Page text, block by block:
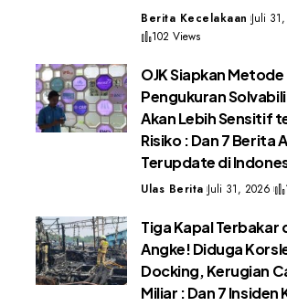
Berita Kecelakaan Juli
102 Views
OJK Siapkan Metode
Pengukuran
Akan Lebih Sensitif
Risiko : Dan 7 Berita
Terupdate di
Ulas Berita Juli 31, 2026
Tiga Kapal Terbakar
Angke! Diduga
Docking, Kerugian
Miliar : Dan 7 Insiden